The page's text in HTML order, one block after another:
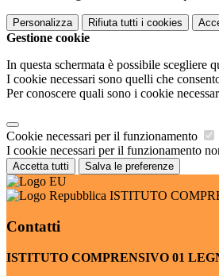
Personalizza Rifiuta tutti i cookies
Gestione cookie
In questa schermata è possibile scegliere
I cookie necessari sono quelli che
Per conoscere quali sono i cookie
Cookie necessari per il funzionamento
I cookie necessari per il funzionamento
Accetta tutti Salva le preferenze
ISTITUTO
Contatti
ISTITUTO COMPRENSIVO 01